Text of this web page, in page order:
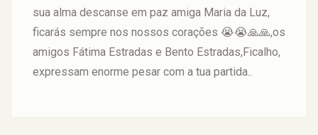
sua alma descanse em paz amiga Maria da Luz,
ficarás sempre nos nossos corações 😭😭🙏🙏,os
amigos Fátima Estradas e Bento Estradas,Ficalho,
expressam enorme pesar com a tua partida..